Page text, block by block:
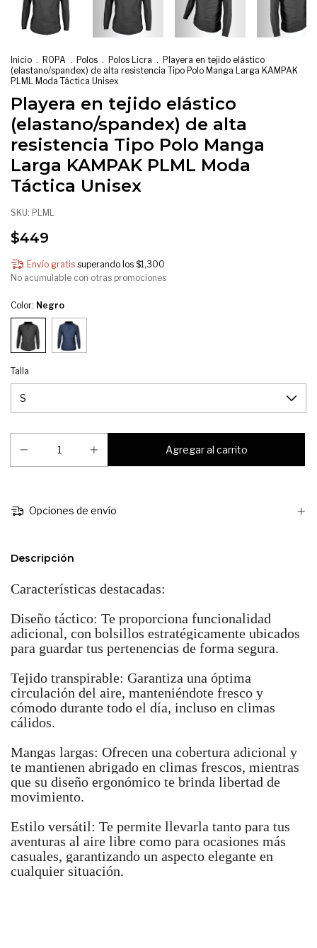
Inicio . ROPA . Polos . Polos Licra . Playera en tejido elástico
(elastano/spandex) de alta resistencia Tipo Polo Manga Larga KAMPAK
PLML Moda Táctica Unisex
Playera en tejido elástico
(elastano/spandex) de alta
resistencia Tipo Polo Manga
Larga KAMPAK PLML Moda
Táctica Unisex
SKU: PLML
$449
Envío gratis superando los $1,300
No acumulable con otras promociones
Color: Negro
Talla
Opciones de envío
Descripción
Características destacadas:
Diseño táctico: Te proporciona funcionalidad
adicional, con bolsillos estratégicamente ubicados
para guardar tus pertenencias de forma segura.
Tejido transpirable: Garantiza una óptima
circulación del aire, manteniéndote fresco y
cómodo durante todo el día, incluso en climas
cálidos.
Mangas largas: Ofrecen una cobertura adicional y
te mantienen abrigado en climas frescos, mientras
que su diseño ergonómico te brinda libertad de
movimiento.
Estilo versátil: Te permite llevarla tanto para tus
aventuras al aire libre como para ocasiones más
casuales, garantizando un aspecto elegante en
cualquier situación.